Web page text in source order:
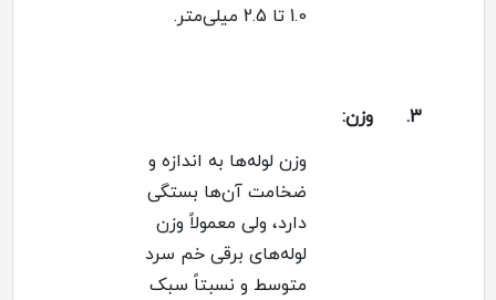
1.0 تا 2.5 میلی‌متر
.
3. وزن:
وزن لوله‌ها به اندازه و
ضخامت آن‌ها بستگی
دارد، ولی معمولاً وزن
لوله‌های برقی خم سرد
متوسط و نسبتاً سبک